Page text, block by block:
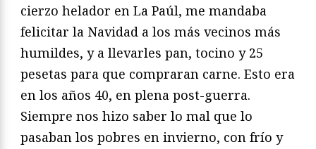
cierzo helador en La Paúl, me mandaba
felicitar la Navidad a los más vecinos más
humildes, y a llevarles pan, tocino y 25
pesetas para que compraran carne. Esto era
en los años 40, en plena post-guerra.
Siempre nos hizo saber lo mal que lo
pasaban los pobres en invierno, con frío y